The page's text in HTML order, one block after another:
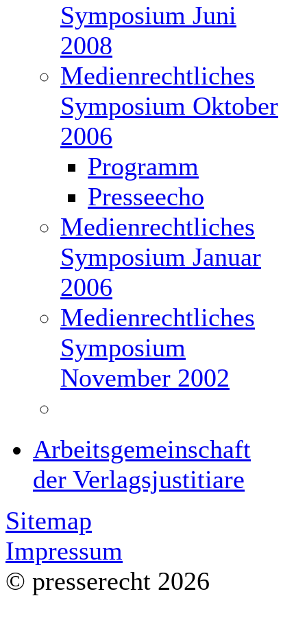
Symposium Juni
2008
Medienrechtliches
Symposium Oktober
2006
Programm
Presseecho
Medienrechtliches
Symposium Januar
2006
Medienrechtliches
Symposium
November 2002
Arbeitsgemeinschaft
der Verlagsjustitiare
Sitemap
Impressum
© presserecht 2026